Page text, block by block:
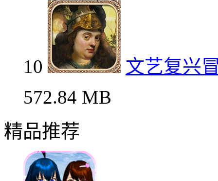
10
文艺复兴
572.84 MB
精品推荐